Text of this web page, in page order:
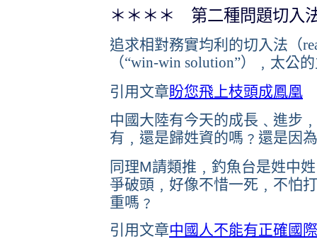
＊＊＊＊ 第二種問題切入
追求相對務實均利的切入法（
（“win-win solution”）﹐太公
引用文章盼您飛上枝頭成鳳凰
中國大陸有今天的成長﹑進步
有﹐還是歸姓資的嗎﹖ 還是因
同理M請類推﹐釣魚台是姓中
爭破頭﹐好像不惜一死﹐不怕
重嗎﹖
引用文章中國人不能有正確國